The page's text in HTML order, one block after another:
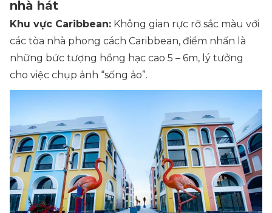
nhà hát
Khu vực Caribbean: Không gian rực rỡ sắc màu với
các tòa nhà phong cách Caribbean, điểm nhấn là
những bức tượng hồng hạc cao 5 – 6m, lý tưởng
cho việc chụp ảnh “sống ảo”.